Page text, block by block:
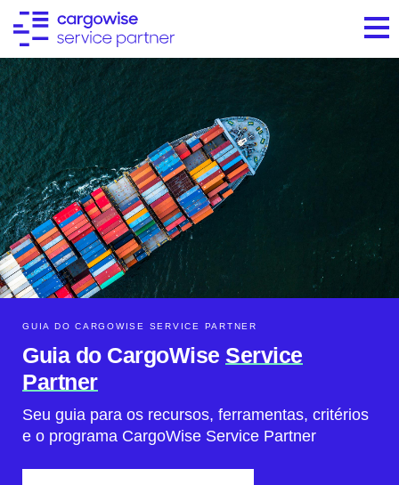
GUIA DO CARGOWISE SERVICE PARTNER
Guia do CargoWise Service
Partner
Seu guia para os recursos, ferramentas, critérios
e o programa CargoWise Service Partner